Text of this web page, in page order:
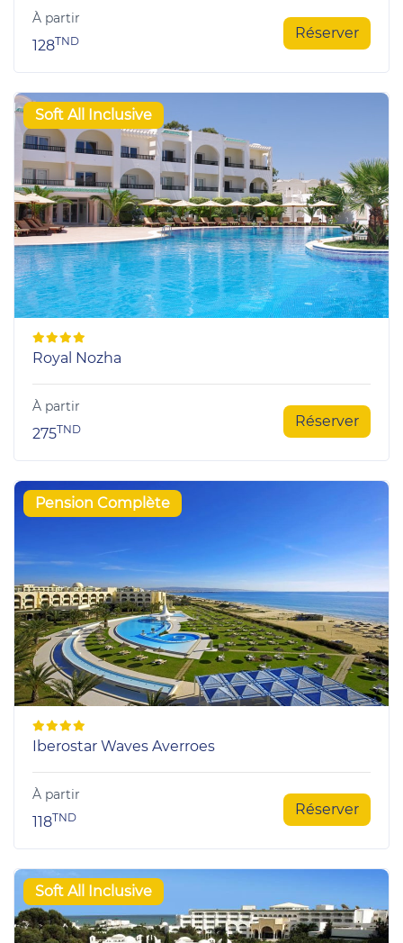
À partir
128TND Réserver
Soft All Inclusive
Royal Nozha
À partir
275TND Réserver
Pension Complète
Iberostar Waves Averroes
À partir
118TND Réserver
Soft All Inclusive